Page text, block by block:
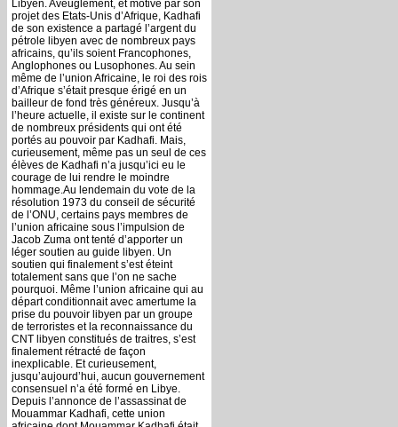
Libyen. Aveuglement, et motivé par son
projet des Etats-Unis d’Afrique, Kadhafi
de son existence a partagé l’argent du
pétrole libyen avec de nombreux pays
africains, qu’ils soient Francophones,
Anglophones ou Lusophones. Au sein
même de l’union Africaine, le roi des rois
d’Afrique s’était presque érigé en un
bailleur de fond très généreux. Jusqu’à
l’heure actuelle, il existe sur le continent
de nombreux présidents qui ont été
portés au pouvoir par Kadhafi. Mais,
curieusement, même pas un seul de ces
élèves de Kadhafi n’a jusqu’ici eu le
courage de lui rendre le moindre
hommage.Au lendemain du vote de la
résolution 1973 du conseil de sécurité
de l’ONU, certains pays membres de
l’union africaine sous l’impulsion de
Jacob Zuma ont tenté d’apporter un
léger soutien au guide libyen. Un
soutien qui finalement s’est éteint
totalement sans que l’on ne sache
pourquoi. Même l’union africaine qui au
départ conditionnait avec amertume la
prise du pouvoir libyen par un groupe
de terroristes et la reconnaissance du
CNT libyen constitués de traitres, s’est
finalement rétracté de façon
inexplicable. Et curieusement,
jusqu’aujourd’hui, aucun gouvernement
consensuel n’a été formé en Libye.
Depuis l’annonce de l’assassinat de
Mouammar Kadhafi, cette union